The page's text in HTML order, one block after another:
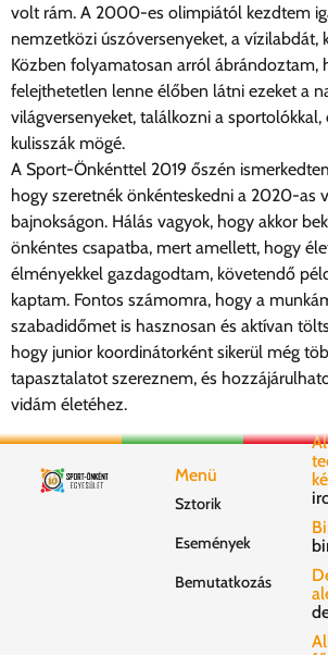
volt rám. A 2000-es olimpiától kezdtem
nemzetközi úszóversenyeket, a vízilabdát,
Közben folyamatosan arról ábrándoztam,
felejthetetlen lenne élőben látni ezeket a
világversenyeket, találkozni a sportolókkal,
kulisszák mögé.
A Sport-Önkénttel 2019 őszén
hogy szeretnék önkénteskedni a 2020-as
bajnokságon. Hálás vagyok, hogy akkor
önkéntes csapatba, mert amellett, hogy
élményekkel gazdagodtam, követendő
kaptam. Fontos számomra, hogy a
szabadidőmet is hasznosan és aktívan
hogy junior koordinátorként sikerül még
tapasztalatot szereznem, és
vidám életéhez.
Menü
Sztorik
Események
Bemutatkozás